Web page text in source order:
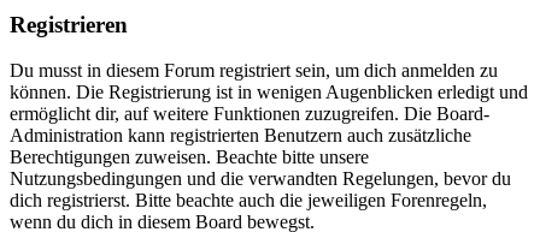
Registrieren
Du musst in diesem Forum registriert sein, um dich anmelden zu
können. Die Registrierung ist in wenigen Augenblicken erledigt und
ermöglicht dir, auf weitere Funktionen zuzugreifen. Die Board-
Administration kann registrierten Benutzern auch zusätzliche
Berechtigungen zuweisen. Beachte bitte unsere
Nutzungsbedingungen und die verwandten Regelungen, bevor du
dich registrierst. Bitte beachte auch die jeweiligen Forenregeln,
wenn du dich in diesem Board bewegst.